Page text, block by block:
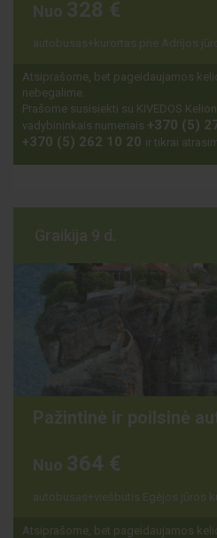
Nuo 328 €
autobusas+kurortas prie Adrijos
Atsiprašome, bet pageidaujamos
nebegalime.
Prašome susisiekti su KIVEDOS
vadybininkais numeriais +370 (5)
+370 (5) 262 10 20 ir tikrai
Pažintinė ir poilsinė
Nuo 364 €
autobusas+viešbutis Egėjos jūros
Atsiprašome, bet pageidaujamos
Graikija 9 d.